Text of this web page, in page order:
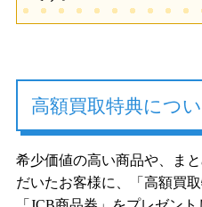
高額買取特典につ
希少価値の高い商品や、ま
だいたお客様に、「高額買